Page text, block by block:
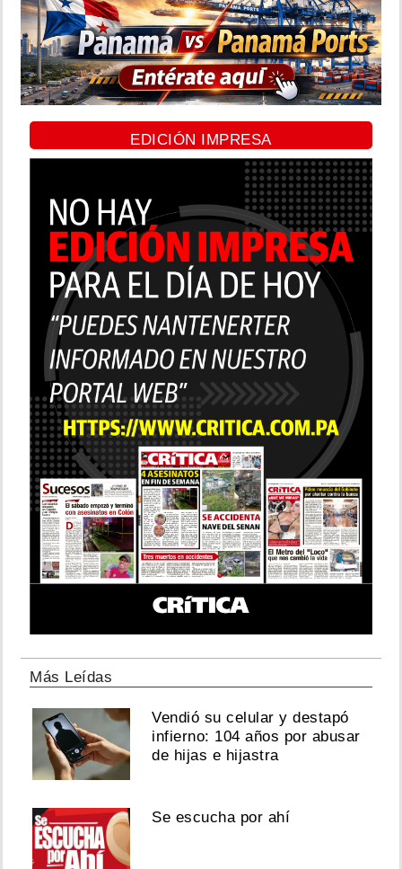
EDICIÓN IMPRESA
Más Leídas
Vendió su celular y destapó
infierno: 104 años por abusar
de hijas e hijastra
Se escucha por ahí